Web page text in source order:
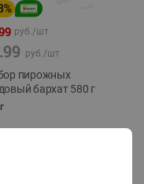
%
руб./шт
руб./шт
пирожных
бархат 580 г